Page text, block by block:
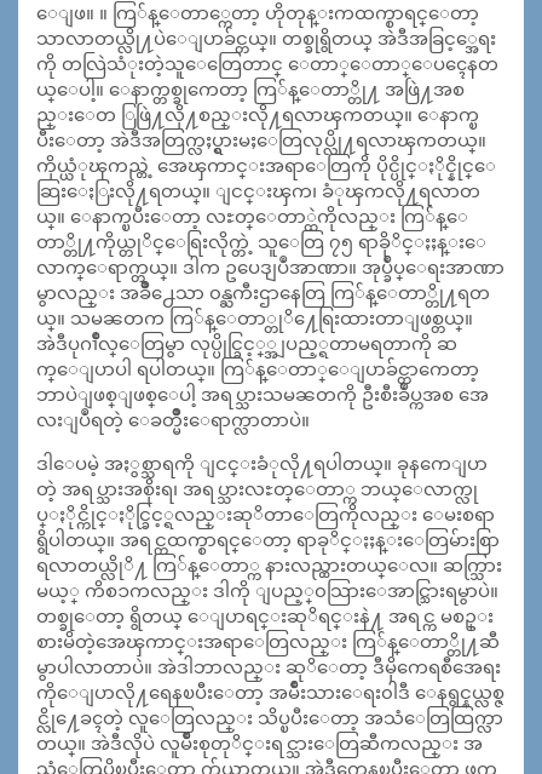
ေျဖ။ ။ ကြ်န္ေတာ္ကေတာ့ ဟိုတုန္းကထက္စာရင္ေတာ့
သာလာတယ္လို႔ပဲေျပာခ်င္တယ္။ တစ္ခုရွိတယ္ အဲဒီအခြင့္အေရး
ကို တလြဲသံုးတဲ့သူေတြေတာင္ ေတာ္ေတာ္ေပၚေနတ
ယ္ေပါ့။ ေနာက္တစ္ခုကေတာ့ ကြ်န္ေတာ္တို႔ အဖြဲ႔အစ
ည္းေတ ြဖြဲ႔လို႔စည္းလို႔ရလာၾကတယ္။ ေနာက္ၿ
ပီးေတာ့ အဲဒီအတြက္လႈပ္ရွားမႈေတြလုပ္လို႔ရလာၾကတယ္။
ကိုယ္ယံုၾကည္တဲ့ အေၾကာင္းအရာေတြကို ပိုင္ပိုင္ႏိုင္နိုင္ေ
ဆြးေႏြးလို႔ရတယ္။ ျငင္းၾက၊ ခံုၾကလို႔ရလာတ
ယ္။ ေနာက္ၿပီးေတာ့ လႊတ္ေတာ္ထဲကိုလည္း ကြ်န္ေ
တာ္တို႔ကိုယ္တုိင္ေရြးလိုက္တဲ့ သူေတြ ၇၅ ရာခိုိင္ႏႈန္းေ
လာက္ေရာက္တယ္။ ဒါက ဥပေဒျပဳအာဏာ။ အုပ္ခ်ဳပ္ေရးအာဏာ
မွာလည္း အခ်ဳိ႕ေသာ ၀န္ႀကီးဌာနေတြ ကြ်န္ေတာ္တို႔ရတ
ယ္။ သမၼတက ကြ်န္ေတာ္တုိ႔ေရြးထားတာျဖစ္တယ္။
အဲဒီပုဂၢဳိလ္ေတြမွာ လုပ္ပိုင္ခြင့္္အျပည့္ရတာမရတာကို ဆ
က္ေျပာပါ ရပါတယ္။ ကြ်န္ေတာ္ေျပာခ်င္တာကေတာ့
ဘာပဲျဖစ္ျဖစ္ေပါ့ အရပ္သားသမၼတကို ဦးစီးခ်ဳပ္ကအစ အေ
လးျပဳရတဲ့ ေခတ္မ်ဳိးေရာက္လာတာပဲ။
ဒါေပမဲ့ အႏွစ္သာရကို ျငင္းခံုလို႔ရပါတယ္။ ခုနကေျပာ
တဲ့ အရပ္သားအစိုးရ၊ အရပ္သားလႊတ္ေတာ္က ဘယ္ေလာက္လု
ပ္ႏိုင္ကိုင္ႏိုင္ခြင့္ရလည္းဆုိတာေတြကိုလည္း ေမးစရာ
ရွိပါတယ္။ အရင္ကထက္စာရင္ေတာ့ ရာခုိင္ႏႈန္းေတြမ်ားစြာ
ရလာတယ္လိုိ႔ ကြ်န္ေတာ္က နားလည္ထားတယ္ေလ။ ဆက္သြား
မယ့္ ကိစၥကလည္း ဒါကို ျပည့္၀သြားေအာင္သြားရမွာပဲ။
တစ္ခုေတာ့ ရွိတယ္ ေျပာရင္းဆုိရင္းနဲ႔ အရင္က မစဥ္း
စားမိတဲ့အေၾကာင္းအရာေတြလည္း ကြ်န္ေတာ္တို႔ဆီ
မွာပါလာတာပဲ။ အဲဒါဘာလည္း ဆုိေတာ့ ဒီမိုကေရစီအေရး
ကိုေျပာလို႔ရေနၿပီးေတာ့ အမ်ဳိးသားေရး၀ါဒီ ေနရွင္နယ္လစ္ဇ
င္လို႔ေခၚတဲ့ လူေတြလည္း သိပ္ၿပီးေတာ့ အသံေတြထြက္လာ
တယ္။ အဲဒီလိုပဲ လူမ်ဳိးစုတုိင္းရင္သားေတြဆီကလည္း အ
သံေတြပိုၿပီးေတာ့ က်ယ္လာတယ္။ အဲဒီကေနၿပီးေတာ့ ဖက္ဒ